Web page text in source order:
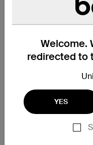
Welcome.
redirected to
YES
超过 20,000 次插入 ‡
多种缆线长度选择